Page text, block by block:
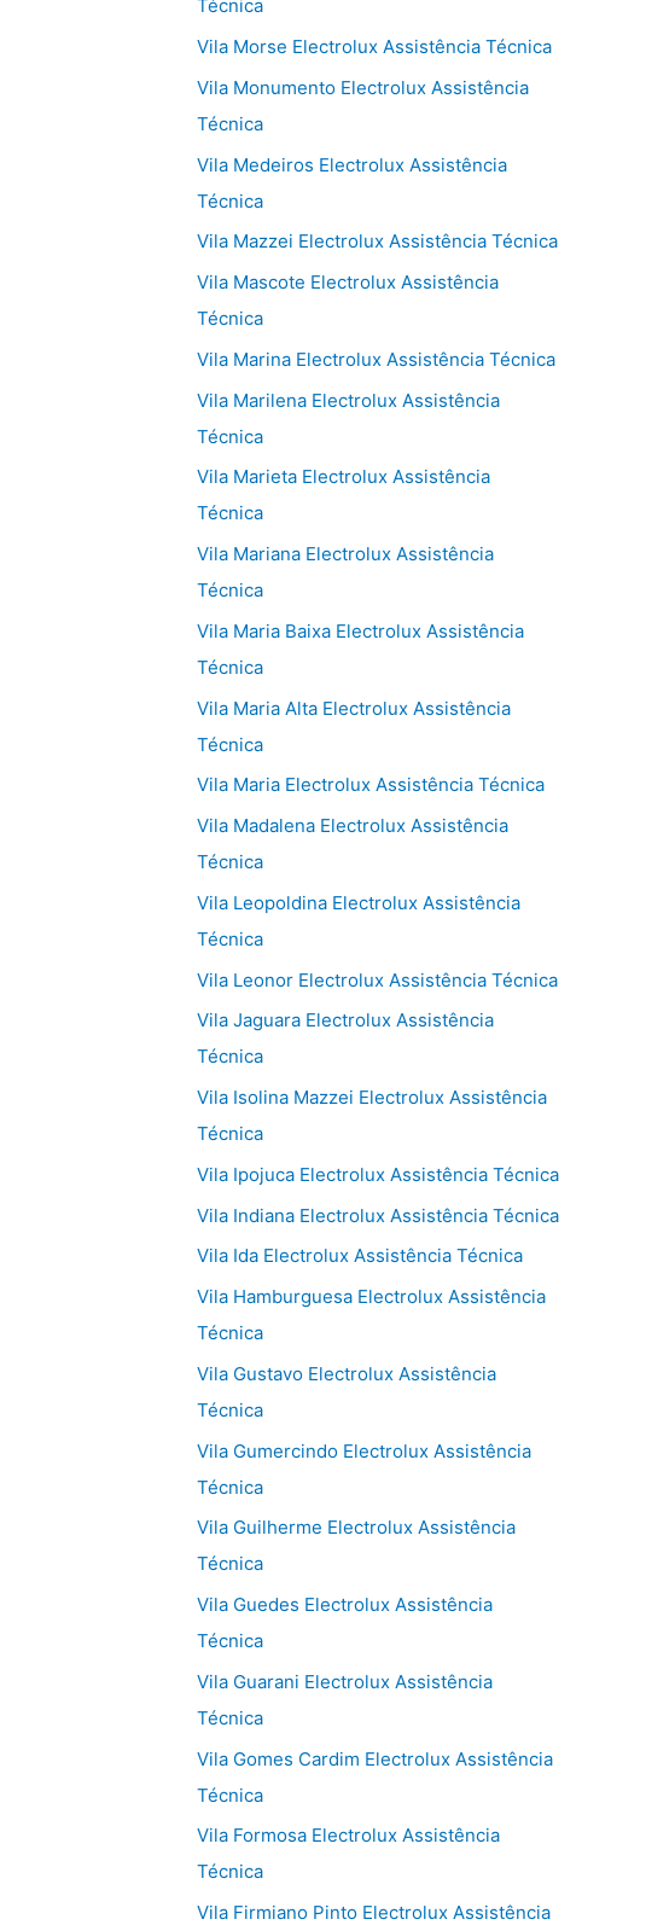
Técnica
Vila Morse Electrolux Assistência Técnica
Vila Monumento Electrolux Assistência
Técnica
Vila Medeiros Electrolux Assistência
Técnica
Vila Mazzei Electrolux Assistência Técnica
Vila Mascote Electrolux Assistência
Técnica
Vila Marina Electrolux Assistência Técnica
Vila Marilena Electrolux Assistência
Técnica
Vila Marieta Electrolux Assistência
Técnica
Vila Mariana Electrolux Assistência
Técnica
Vila Maria Baixa Electrolux Assistência
Técnica
Vila Maria Alta Electrolux Assistência
Técnica
Vila Maria Electrolux Assistência Técnica
Vila Madalena Electrolux Assistência
Técnica
Vila Leopoldina Electrolux Assistência
Técnica
Vila Leonor Electrolux Assistência Técnica
Vila Jaguara Electrolux Assistência
Técnica
Vila Isolina Mazzei Electrolux Assistência
Técnica
Vila Ipojuca Electrolux Assistência Técnica
Vila Indiana Electrolux Assistência Técnica
Vila Ida Electrolux Assistência Técnica
Vila Hamburguesa Electrolux Assistência
Técnica
Vila Gustavo Electrolux Assistência
Técnica
Vila Gumercindo Electrolux Assistência
Técnica
Vila Guilherme Electrolux Assistência
Técnica
Vila Guedes Electrolux Assistência
Técnica
Vila Guarani Electrolux Assistência
Técnica
Vila Gomes Cardim Electrolux Assistência
Técnica
Vila Formosa Electrolux Assistência
Técnica
Vila Firmiano Pinto Electrolux Assistência